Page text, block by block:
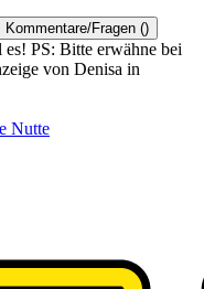
Kommentare/Fragen ()
PS: Bitte erwähne bei
von Denisa in
Nutte